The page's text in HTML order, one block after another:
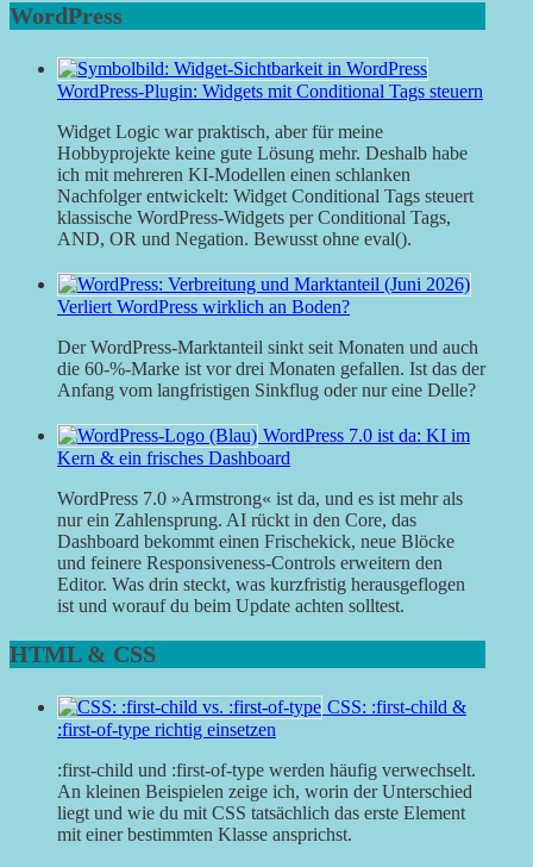
WordPress
WordPress-Plugin: Widgets mit Conditional Tags steuern
Widget Logic war praktisch, aber für meine
Hobbyprojekte keine gute Lösung mehr. Deshalb habe
ich mit mehreren KI-Modellen einen schlanken
Nachfolger entwickelt: Widget Conditional Tags steuert
klassische WordPress-Widgets per Conditional Tags,
AND, OR und Negation. Bewusst ohne eval().
Verliert WordPress wirklich an Boden?
Der WordPress-Marktanteil sinkt seit Monaten und auch
die 60-%-Marke ist vor drei Monaten gefallen. Ist das der
Anfang vom langfristigen Sinkflug oder nur eine Delle?
WordPress 7.0 ist da: KI im
Kern & ein frisches Dashboard
WordPress 7.0 »Armstrong« ist da, und es ist mehr als
nur ein Zahlensprung. AI rückt in den Core, das
Dashboard bekommt einen Frischekick, neue Blöcke
und feinere Responsiveness-Controls erweitern den
Editor. Was drin steckt, was kurzfristig herausgeflogen
ist und worauf du beim Update achten solltest.
HTML & CSS
CSS: :first-child &
:first-of-type richtig einsetzen
:first-child und :first-of-type werden häufig verwechselt.
An kleinen Beispielen zeige ich, worin der Unterschied
liegt und wie du mit CSS tatsächlich das erste Element
mit einer bestimmten Klasse ansprichst.